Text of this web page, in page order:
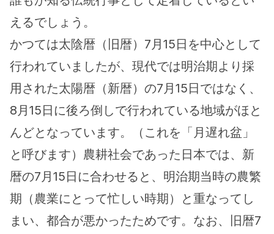
えるでしょう。
かつては太陰暦（旧暦）7月15日を中心として
行われていましたが、現代では明治期より採
用された太陽暦（新暦）の7月15日ではなく、
8月15日に後ろ倒しで行われている地域がほと
んどとなっています。（これを「月遅れ盆」
と呼びます）農耕社会であった日本では、新
暦の7月15日に合わせると、明治期当時の農繁
期（農業にとって忙しい時期）と重なってし
まい、都合が悪かったためです。なお、旧暦7